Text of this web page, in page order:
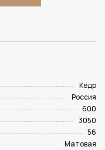
Кедр
Россия
600
3050
56
Матовая